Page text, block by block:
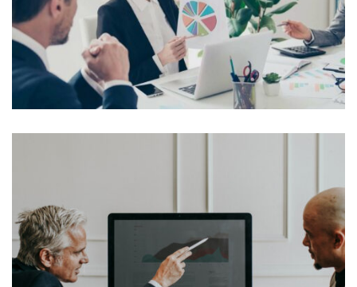
typesetting industry. Lorem Ipsum...
View More
Lorem Ipsum is simply dummy text of the printing and
typesetting industry. Lorem Ipsum...